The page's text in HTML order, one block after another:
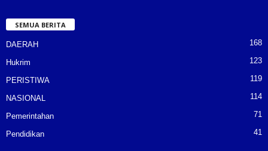
SEMUA BERITA
DAERAH 168
Hukrim 123
PERISTIWA 119
NASIONAL 114
Pemerintahan 71
Pendidikan 41